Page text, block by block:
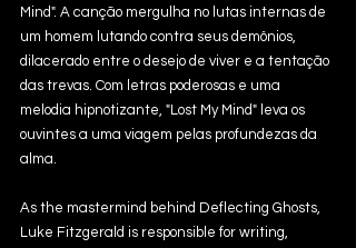
Mind". A canção mergulha no lutas internas de
um homem lutando contra seus demônios,
dilacerado entre o desejo de viver e a tentação
das trevas. Com letras poderosas e uma
melodia hipnotizante, "Lost My Mind" leva os
ouvintes a uma viagem pelas profundezas da
alma.
As the mastermind behind Deflecting Ghosts,
Luke Fitzgerald is responsible for writing,